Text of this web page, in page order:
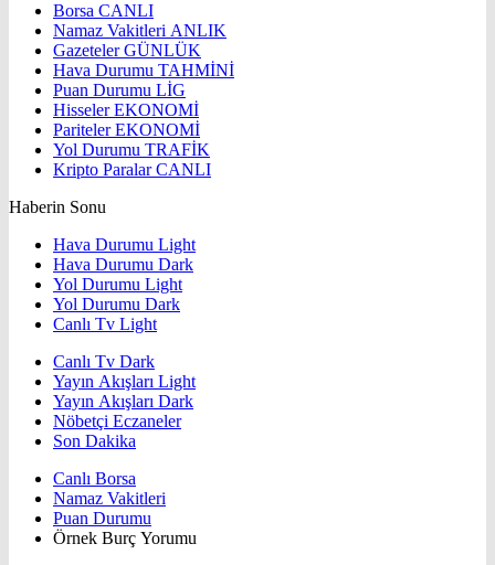
Borsa CANLI
Namaz Vakitleri ANLIK
GazetelerGÜNLÜK
Hava Durumu TAHMİNİ
Puan Durumu LİG
HisselerEKONOMİ
ParitelerEKONOMİ
Yol Durumu TRAFİK
Kripto ParalarCANLI
Haberin Sonu
Hava Durumu Light
Hava Durumu Dark
Yol Durumu Light
Yol Durumu Dark
Canlı Tv Light
Canlı Tv Dark
Yayın Akışları Light
Yayın Akışları Dark
Nöbetçi Eczaneler
Son Dakika
Canlı Borsa
Namaz Vakitleri
Puan Durumu
Örnek Burç Yorumu